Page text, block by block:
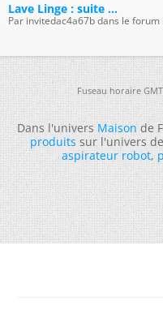
Lave Linge : suite ...
Par invitedac4a67b dans le forum
Fuseau horaire
Dans l'universMaisonde
produitssur l'univers
aspirateur robot,